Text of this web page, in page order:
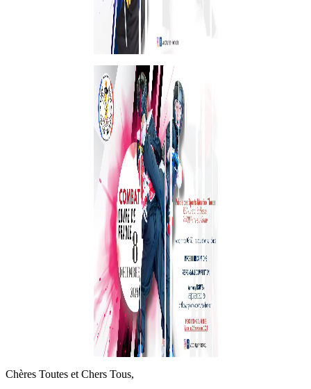
Chères Toutes et Chers Tous,